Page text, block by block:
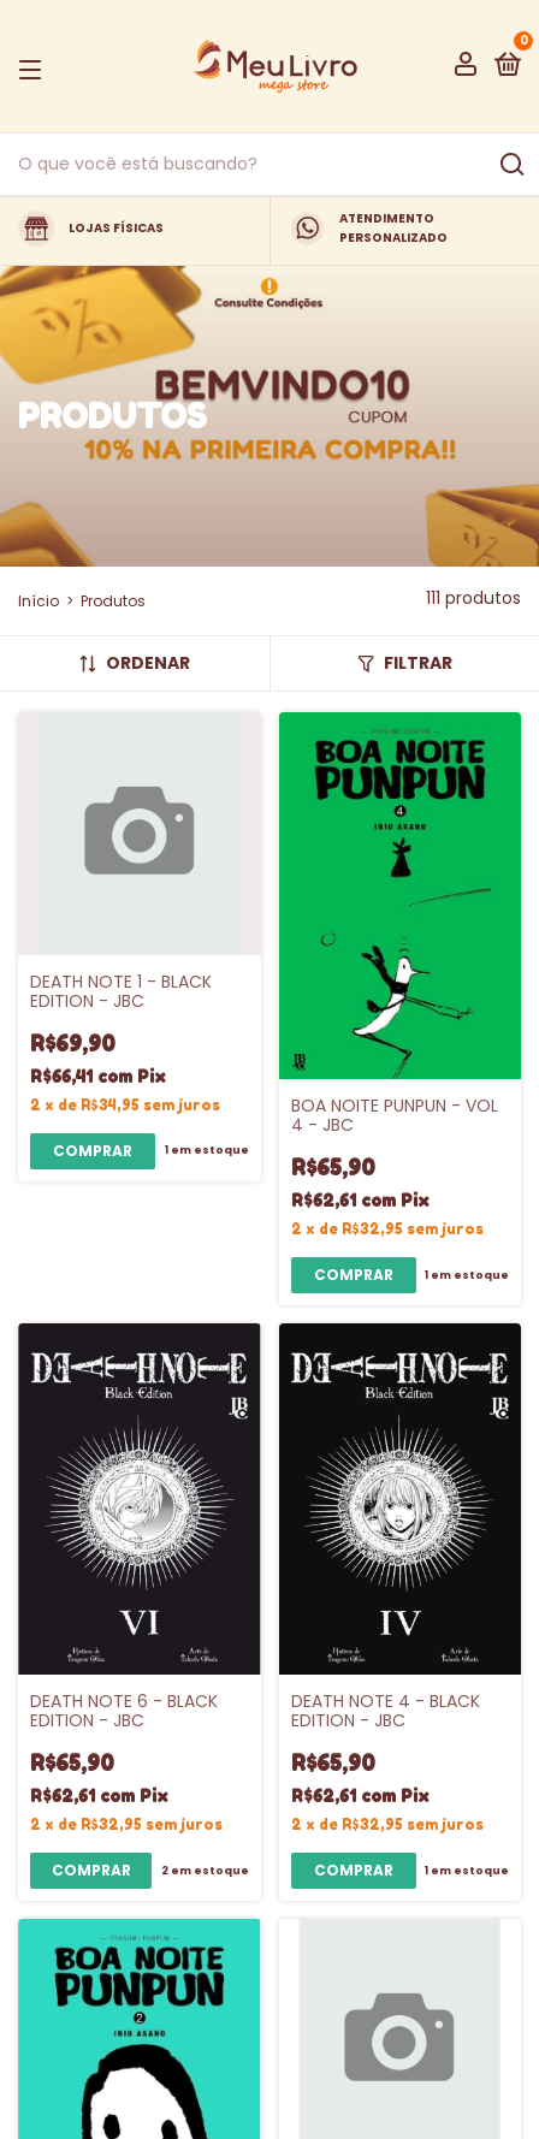
0
LOJAS FÍSICAS
ATENDIMENTO
PERSONALIZADO
PRODUTOS
Início > Produtos 111 produtos
ORDENAR FILTRAR
DEATH NOTE 1 - BLACK
EDITION - JBC
R$69,90
R$66,41 com Pix
2 x de R$34,95 sem juros
1em estoque
BOA NOITE PUNPUN - VOL
4 - JBC
R$65,90
R$62,61 com Pix
2 x de R$32,95 sem juros
1 em estoque
DEATH NOTE 6 - BLACK
EDITION - JBC
R$65,90
R$62,61 com Pix
2 x de R$32,95 sem juros
2em estoque
DEATH NOTE 4 - BLACK
EDITION - JBC
R$65,90
R$62,61 com Pix
2 x de R$32,95 sem juros
1 em estoque